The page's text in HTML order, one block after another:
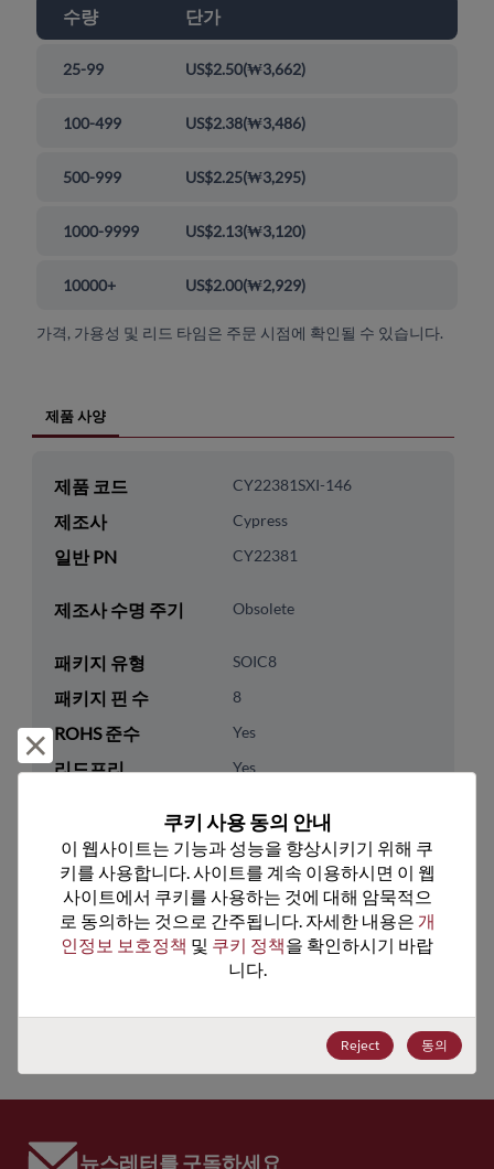
수량 단가
25-99 US$2.50(₩3,662)
100-499 US$2.38(₩3,486)
500-999 US$2.25(₩3,295)
1000-9999 US$2.13(₩3,120)
10000+ US$2.00(₩2,929)
가격, 가용성 및 리드 타임은 주문 시점에 확인될 수 있습니다.
제품 사양
제품 코드 CY22381SXI-146
제조사 Cypress
일반 PN CY22381
제조사 수명 주기 Obsolete
패키지 유형 SOIC8
패키지 핀 수 8
ROHS 준수 Yes
리드프리 Yes
기술 카테고리 Analog & Mixed Signal
기술 하위 카테고리 Timing
기술 그룹 Clock Buffers & Drivers
8542.39.0090
ECCN EAR99
뉴스레터를 구독하세요
거부 및 닫기
쿠키 사용 동의 안내
이 웹사이트는 기능과 성능을 향상시키기 위해 쿠
키를 사용합니다. 사이트를 계속 이용하시면 이 웹
사이트에서 쿠키를 사용하는 것에 대해 암묵적으
로 동의하는 것으로 간주됩니다. 자세한 내용은 개
인정보 보호정책 및 쿠키 정책을 확인하시기 바랍
니다.
Reject 동의